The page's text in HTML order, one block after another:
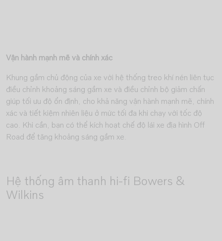
Vận hành mạnh mẽ và chính xác
Khung gầm chủ động của xe với hệ thống treo khí nén liên tục
điều chỉnh khoảng sáng gầm xe và điều chỉnh bộ giảm chấn
giúp tối ưu độ ổn định, cho khả năng vận hành mạnh mẽ, chính
xác và tiết kiệm nhiên liệu ở mức tối đa khi chạy với tốc độ
cao. Khi cần, bạn có thể kích hoạt chế độ lái xe địa hình Off
Road để tăng khoảng sáng gầm xe.
Hệ thống âm thanh hi-fi Bowers &
Wilkins